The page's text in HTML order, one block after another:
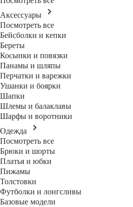
Аксессуары
Посмотреть все
Бейсболки и кепки
Береты
Косынки и повязки
Панамы и шляпы
Перчатки и варежки
Ушанки и боярки
Шапки
Шлемы и балаклавы
Шарфы и воротники
Одежда
Посмотреть все
Брюки и шорты
Платья и юбки
Пижамы
Толстовки
Футболки и лонгсливы
Базовые модели